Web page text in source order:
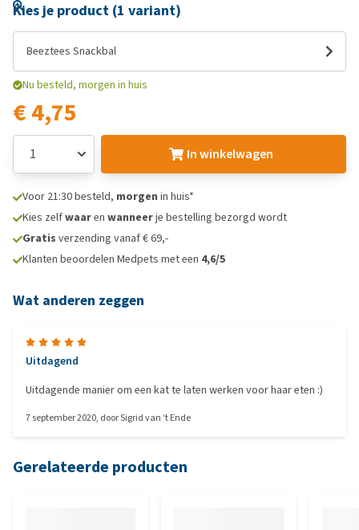
Kies je product (1 variant)
Beeztees Snackbal
Nu besteld, morgen in huis
€ 4,75
In winkelwagen
Voor 21:30 besteld, morgen in huis*
Kies zelfwaaren wanneerje bestelling bezorgd wordt
Gratis verzending vanaf € 69,-
Klanten beoordelen Medpets met een 4,6/5
Wat anderen zeggen
Uitdagend
Uitdagende manier om een kat te laten werken voor haar eten :)
7 september 2020, doorSigrid van ‘t Ende
Gerelateerde producten